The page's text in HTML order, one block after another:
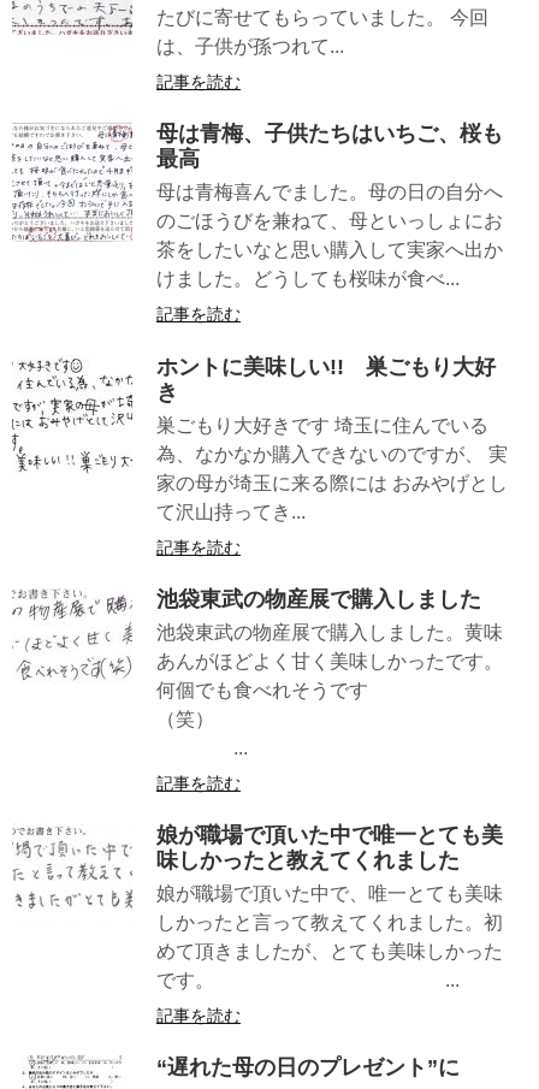
たびに寄せてもらっていました。 今回
は、子供が孫つれて...
記事を読む
母は青梅、子供たちはいちご、桜も
最高
母は青梅喜んでました。母の日の自分へ
のごほうびを兼ねて、母といっしょにお
茶をしたいなと思い購入して実家へ出か
けました。どうしても桜味が食べ...
記事を読む
ホントに美味しい!! 巣ごもり大好
き
巣ごもり大好きです 埼玉に住んでいる
為、なかなか購入できないのですが、 実
家の母が埼玉に来る際には おみやげとし
て沢山持ってき...
記事を読む
池袋東武の物産展で購入しました
池袋東武の物産展で購入しました。黄味
あんがほどよく甘く美味しかったです。
何個でも食べれそうです
（笑）
...
記事を読む
娘が職場で頂いた中で唯一とても美
味しかったと教えてくれました
娘が職場で頂いた中で、唯一とても美味
しかったと言って教えてくれました。初
めて頂きましたが、とても美味しかった
です。 ...
記事を読む
“遅れた母の日のプレゼント”に